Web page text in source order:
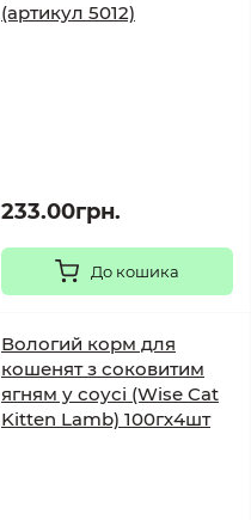
(артикул 5012)
233.00грн.
До кошика
Вологий корм для
кошенят з соковитим
ягням у соусі (Wise Cat
Kitten Lamb) 100гх4шт